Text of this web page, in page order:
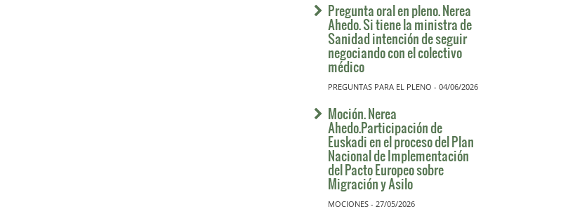
Pregunta oral en pleno. Nerea
Ahedo. Si tiene la ministra de
Sanidad intención de seguir
negociando con el colectivo
médico
PREGUNTAS PARA EL PLENO - 04/06/2026
Moción. Nerea
Ahedo.Participación de
Euskadi en el proceso del Plan
Nacional de Implementación
del Pacto Europeo sobre
Migración y Asilo
MOCIONES - 27/05/2026